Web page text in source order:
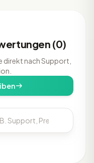
(0)
direkt nach Support,